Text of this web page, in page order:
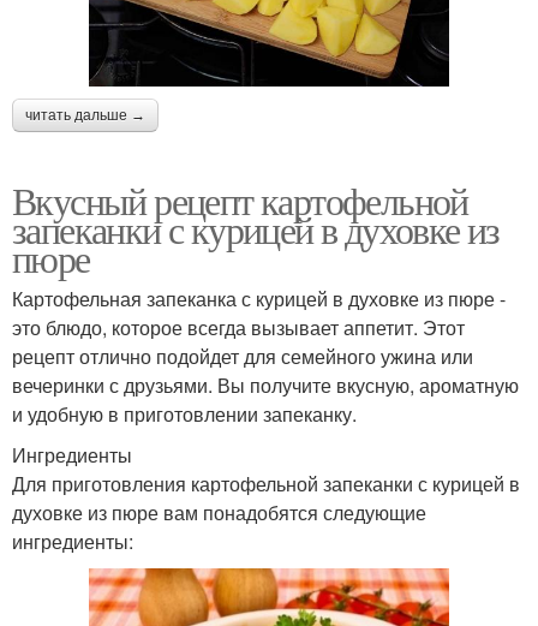
читать дальше →
Вкусный рецепт картофельной
запеканки с курицей в духовке из
пюре
Картофельная запеканка с курицей в духовке из пюре -
это блюдо, которое всегда вызывает аппетит. Этот
рецепт отлично подойдет для семейного ужина или
вечеринки с друзьями. Вы получите вкусную, ароматную
и удобную в приготовлении запеканку.
Ингредиенты
Для приготовления картофельной запеканки с курицей в
духовке из пюре вам понадобятся следующие
ингредиенты: